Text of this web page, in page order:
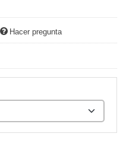
Hacer pregunta